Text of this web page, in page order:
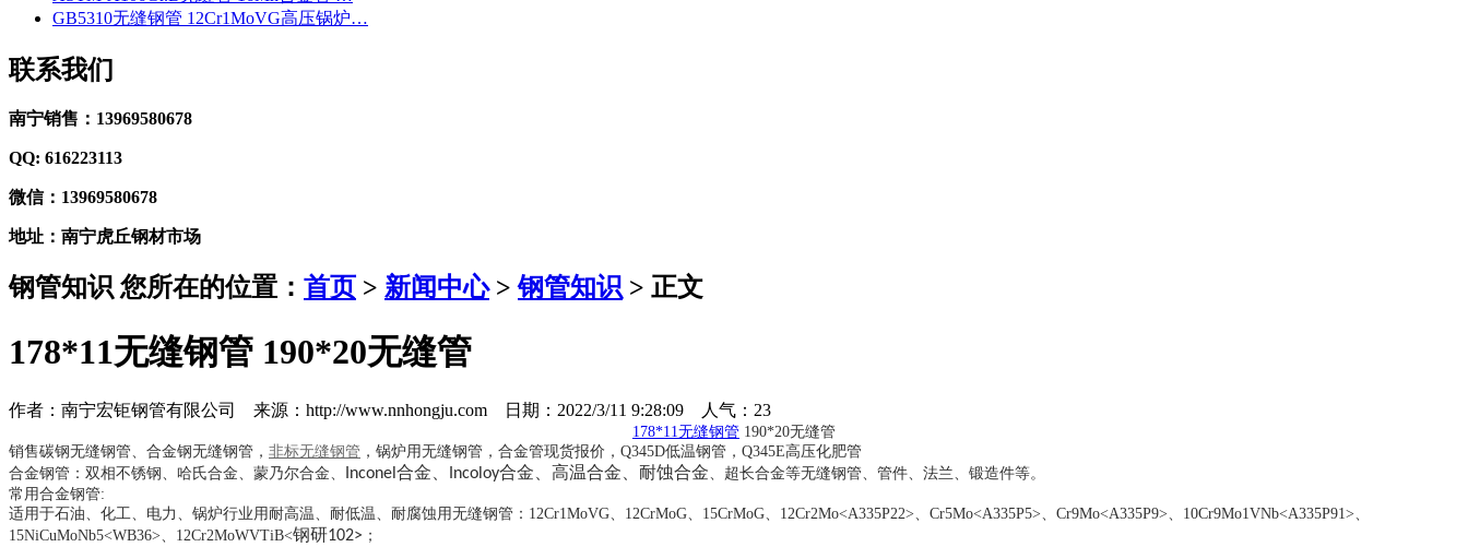
GB5310无缝钢管 12Cr1MoVG高压锅炉…
联系我们
南宁销售：13969580678
QQ: 616223113
微信：13969580678
地址：南宁虎丘钢材市场
钢管知识 您所在的位置： 首页 > 新闻中心>钢管知识 > 正文
178*11无缝钢管 190*20无缝管
作者：南宁宏钜钢管有限公司 来源：http://www.nnhongju.com 日期：2022/3/11 9:28:09 人气： 23
178*11无缝钢管 190*20无缝管
销售碳钢无缝钢管、合金钢无缝钢管， 非标无缝钢管 ，锅炉用无缝钢管，合金管现货报价，Q345D低温钢管，Q345E高压化肥管
合金钢管：双相不锈钢、哈氏合金、蒙乃尔合金、 Inconel合金、 Incoloy合金、高温合金、耐蚀合金、超长合金等无缝钢管、管件、法兰、锻造件等。
常用合金钢管:
适用于石油、化工、电力、锅炉行业用耐高温、耐低温、耐腐蚀用无缝钢管：12Cr1MoVG、12CrMoG、15CrMoG、12Cr2Mo<A335P22>、Cr5Mo<A335P5>、Cr9Mo<A335P9>、10Cr9Mo1VNb<A335P91>、
15NiCuMoNb5<WB36>、12Cr2MoWVTiB<钢研102> ；